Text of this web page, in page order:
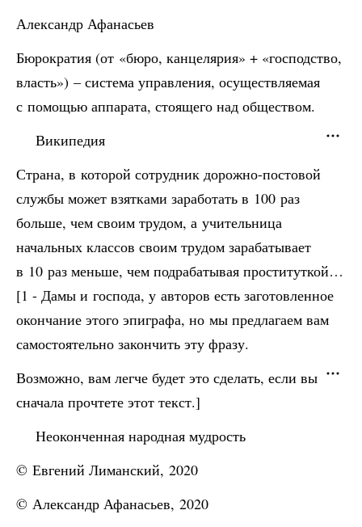
Александр Афанасьев
Бюрократия (от «бюро, канцелярия» + «господство,
власть») – система управления, осуществляемая
с помощью аппарата, стоящего над обществом.
Википедия
Страна, в которой сотрудник дорожно-постовой
службы может взятками заработать в 100 раз
больше, чем своим трудом, а учительница
начальных классов своим трудом зарабатывает
в 10 раз меньше, чем подрабатывая проституткой…
[1 - Дамы и господа, у авторов есть заготовленное
окончание этого эпиграфа, но мы предлагаем вам
самостоятельно закончить эту фразу.
Возможно, вам легче будет это сделать, если вы
сначала прочтете этот текст.]
Неоконченная народная мудрость
© Евгений Лиманский, 2020
© Александр Афанасьев, 2020